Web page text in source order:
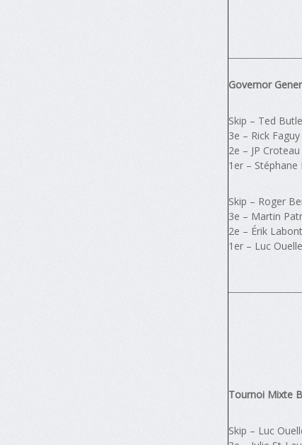
Governor
Skip – Ted
3e – Rick Faguy
2e – JP Croteau
1er – Stéphane
Skip – Roger
3e – Martin
2e – Érik
1er – Luc
Tournoi Mixte
Skip – Luc